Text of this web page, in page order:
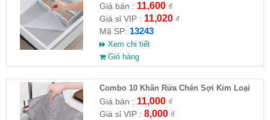
Giá bán : 11,600₫
Giá sỉ VIP : 11,020₫
Mã SP: 13243
Xem chi tiết
Giỏ hàng
Combo 10 Khăn Rửa Chén Sợi Kim Loại
Giá bán : 11,000₫
Giá sỉ VIP : 8,000₫